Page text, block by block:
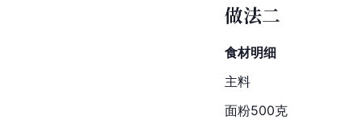
做法二
食材明细
主料
面粉500克